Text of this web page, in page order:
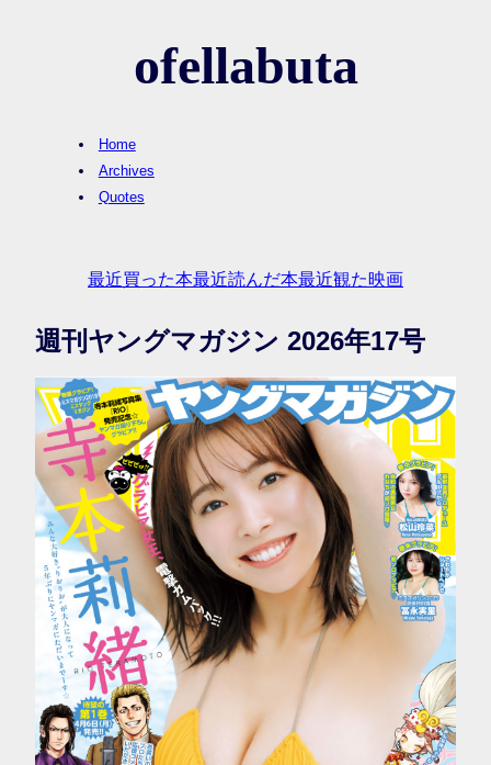
ofellabuta
Home
Archives
Quotes
最近買った本最近読んだ本最近観た映画
週刊ヤングマガジン 2026年17号